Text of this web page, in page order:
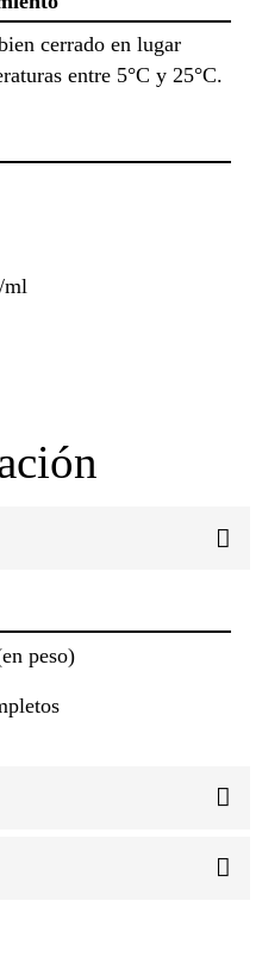
cerrado en lugar
entre 5°C y 25°C.
ml
peso)